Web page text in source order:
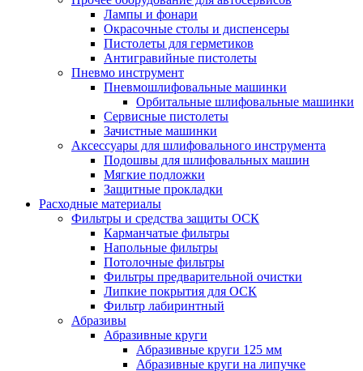
Лампы и фонари
Окрасочные столы и диспенсеры
Пистолеты для герметиков
Антигравийные пистолеты
Пневмо инструмент
Пневмошлифовальные машинки
Орбитальные шлифовальные машинки
Сервисные пистолеты
Зачистные машинки
Аксессуары для шлифовального инструмента
Подошвы для шлифовальных машин
Мягкие подложки
Защитные прокладки
Расходные материалы
Фильтры и средства защиты ОСК
Карманчатые фильтры
Напольные фильтры
Потолочные фильтры
Фильтры предварительной очистки
Липкие покрытия для ОСК
Фильтр лабиринтный
Абразивы
Абразивные круги
Абразивные круги 125 мм
Абразивные круги на липучке